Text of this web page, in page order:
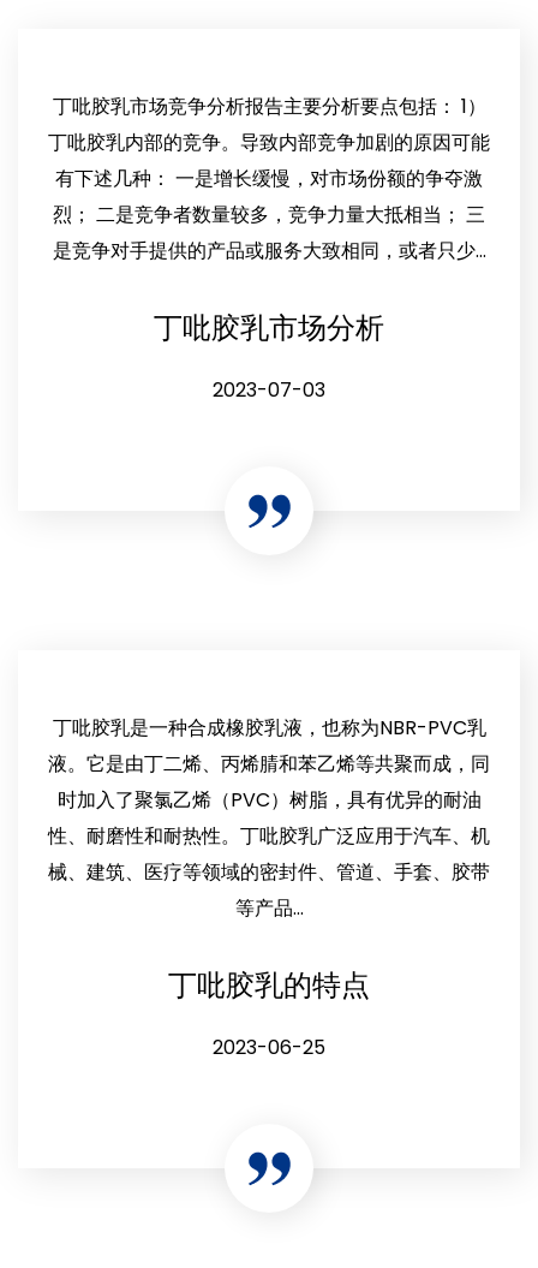
丁吡胶乳市场竞争分析报告主要分析要点包括： 1）
丁吡胶乳内部的竞争。导致内部竞争加剧的原因可能
有下述几种： 一是增长缓慢，对市场份额的争夺激
烈； 二是竞争者数量较多，竞争力量大抵相当； 三
是竞争对手提供的产品或服务大致相同，或者只少...
丁吡胶乳市场分析
2023-07-03
丁吡胶乳是一种合成橡胶乳液，也称为NBR-PVC乳
液。它是由丁二烯、丙烯腈和苯乙烯等共聚而成，同
时加入了聚氯乙烯（PVC）树脂，具有优异的耐油
性、耐磨性和耐热性。丁吡胶乳广泛应用于汽车、机
械、建筑、医疗等领域的密封件、管道、手套、胶带
等产品...
丁吡胶乳的特点
2023-06-25